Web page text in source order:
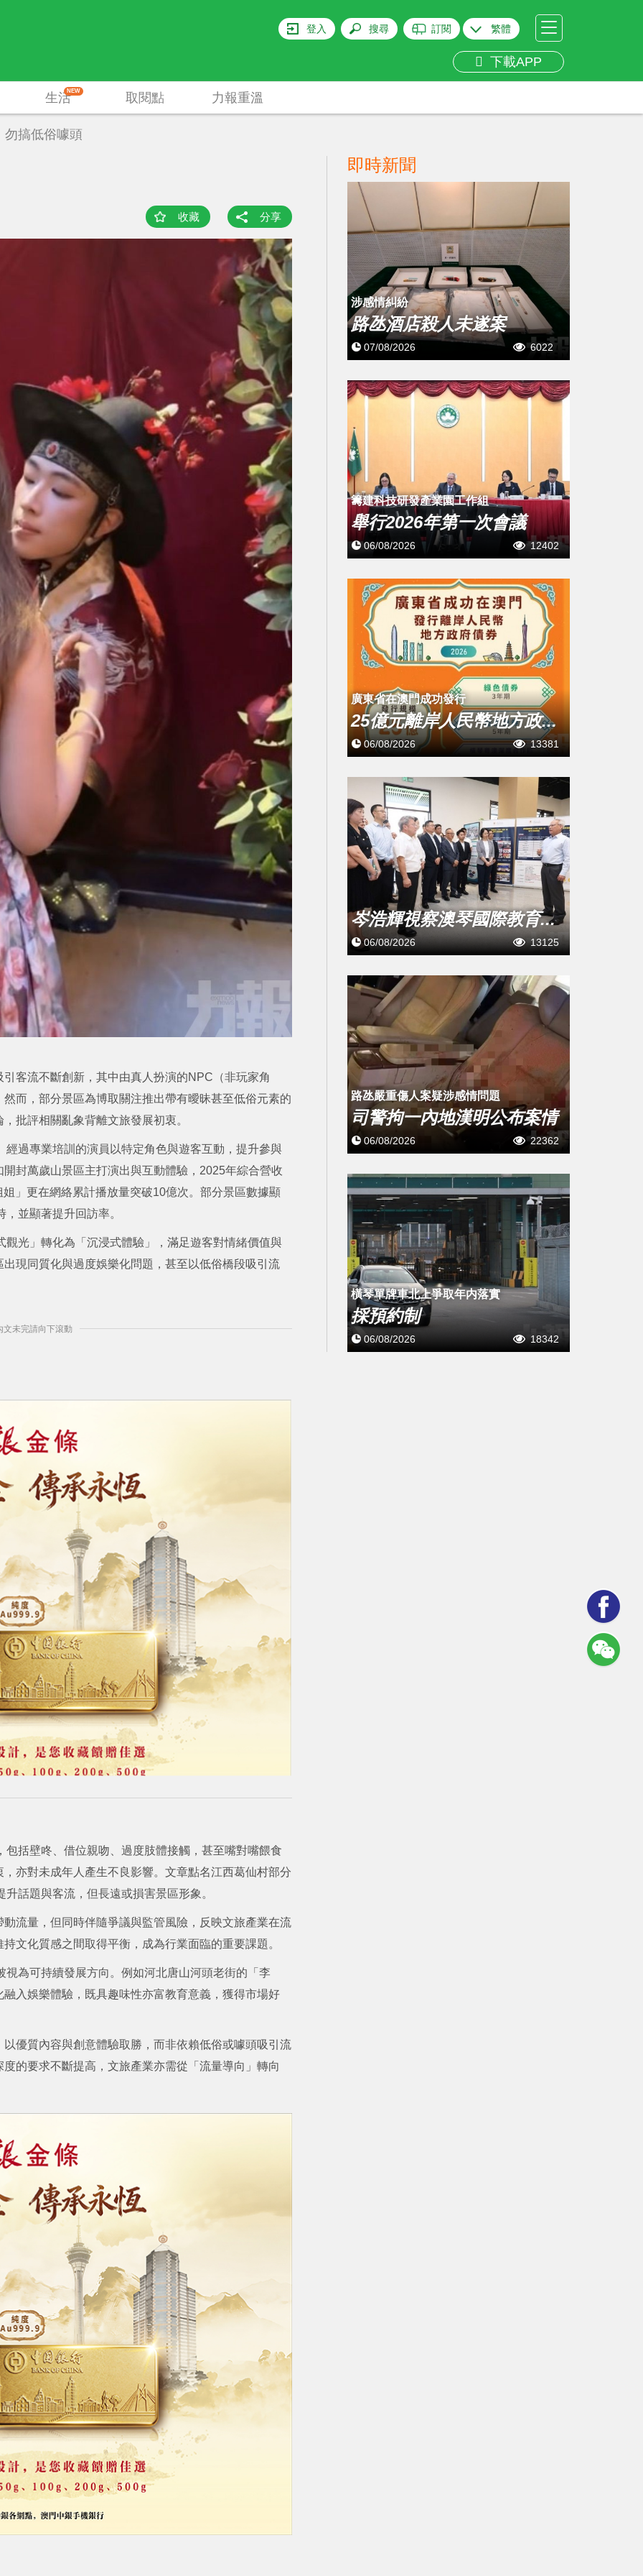
登入 搜尋 訂閱 繁體
下載APP
生活NEW 取閱點 力報重溫
勿搞低俗噱頭
收藏 分享
客流不斷創新，其中由真人扮演的NPC（非玩家角
而，部分景區為博取關注推出帶有曖昧甚至低俗元素的
批評相關亂象背離文旅發展初衷。
過專業培訓的演員以特定角色與遊客互動，提升參與
封萬歲山景區主打演出與互動體驗，2025年綜合營收
」更在網絡累計播放量突破10億次。部分景區數據顯
並顯著提升回訪率。
光」轉化為「沉浸式體驗」，滿足遊客對情緒價值與
現同質化與過度娛樂化問題，甚至以低俗橋段吸引流
文未完請向下滾動
括壁咚、借位親吻、過度肢體接觸，甚至嘴對嘴餵食
亦對未成年人產生不良影響。文章點名江西葛仙村部分
話題與客流，但長遠或損害景區形象。
流量，但同時伴隨爭議與監管風險，反映文旅產業在流
文化質感之間取得平衡，成為行業面臨的重要課題。
為可持續發展方向。例如河北唐山河頭老街的「李
入娛樂體驗，既具趣味性亦富教育意義，獲得市場好
優質內容與創意體驗取勝，而非依賴低俗或噱頭吸引流
的要求不斷提高，文旅產業亦需從「流量導向」轉向
即時新聞
涉感情糾紛
路氹酒店殺人未遂案
07/08/2026 6022
籌建科技研發產業園工作組
舉行2026年第一次會議
06/08/2026 12402
廣東省在澳門成功發行
25億元離岸人民幣地方政...
06/08/2026 13381
岑浩輝視察澳琴國際教育...
06/08/2026 13125
​路氹嚴重傷人案疑涉感情問題
司警拘一內地漢明公布案情
06/08/2026 22362
橫琴單牌車北上爭取年内落實
採預約制
06/08/2026 18342